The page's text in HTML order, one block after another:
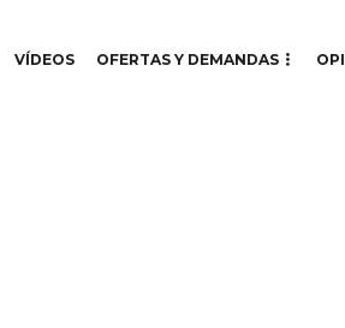
VÍDEOS OFERTAS Y DEMANDAS